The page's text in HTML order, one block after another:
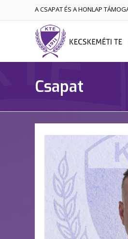
A CSAPAT ÉS A HONLAP
Csapat